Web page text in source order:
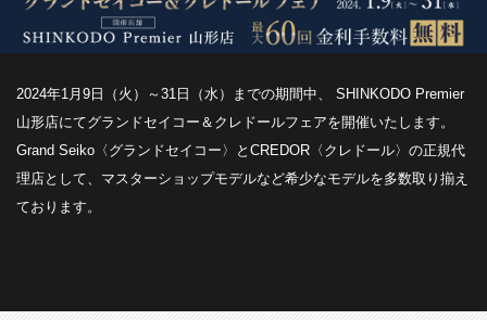
2024年1月9日（火）～31日（水）までの期間中、 SHINKODO Premier
山形店にてグランドセイコー＆クレドールフェアを開催いたします。
Grand Seiko〈グランドセイコー〉とCREDOR〈クレドール〉の正規代
理店として、マスターショップモデルなど希少なモデルを多数取り揃え
ております。